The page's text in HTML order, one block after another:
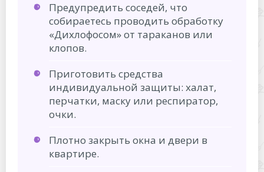
Предупредить соседей, что
собираетесь проводить обработку
«Дихлофосом» от тараканов или
клопов.
Приготовить средства
индивидуальной защиты: халат,
перчатки, маску или респиратор,
очки.
Плотно закрыть окна и двери в
квартире.